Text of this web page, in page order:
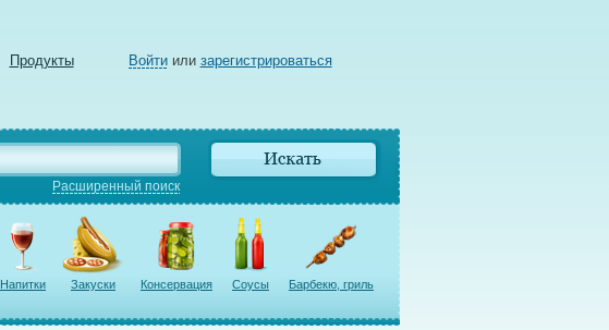
Продукты Войтиили зарегистрироваться
Расширенный поиск
Напитки Закуски Консервация Соусы Барбекю, гриль